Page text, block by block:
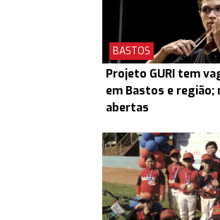
BASTOS
Projeto GURI tem
em Bastos e
abertas